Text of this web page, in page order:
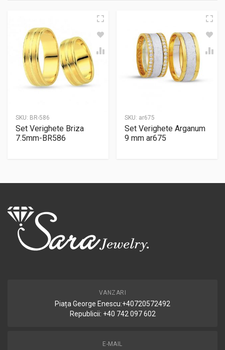
SKU: BR-586
Set Verighete Briza
7.5mm-BR586
SKU: ar675
Set Verighete Arganum
9 mm ar675
VANZARI
Piața George Enescu:+40720572492
Republicii: +40 742 097 602
E-MAIL